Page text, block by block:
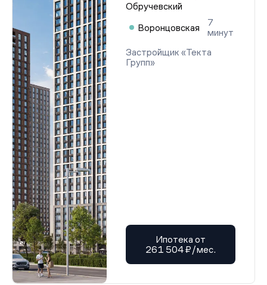
Обручевский
Воронцовская
7
минут
Застройщик «Текта
Групп»
Ипотека от
261 504 ₽/мес.